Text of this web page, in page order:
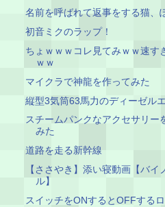
名前を呼ばれて返事をする猫、
初音ミクのラップ！
ちょｗｗｗコレ見てみｗｗ速す
ｗｗ
マイクラで神龍を作ってみた
縦型3気筒63馬力のディーゼル
スチームパンクなアクセサリー
みた
道路を走る新幹線
【ささやき】添い寝動画【バイ
ル】
スイッチをONするとOFFする